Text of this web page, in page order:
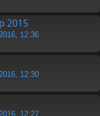
2015
12:36
12:30
12:27